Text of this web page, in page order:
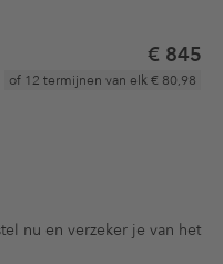
€ 845
of 12 termijnen van elk€ 80,98
nu en verzeker je van het